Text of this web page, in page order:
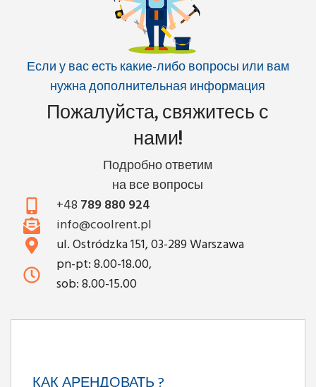
Если у вас есть какие-либо вопросы или вам
нужна дополнительная информация
Пожалуйста, свяжитесь с
нами!
Подробно ответим
на все вопросы
+48 789 880 924
info@coolrent.pl
ul. Ostródzka 151, 03-289 Warszawa
pn-pt: 8.00-18.00,
sob: 8.00-15.00